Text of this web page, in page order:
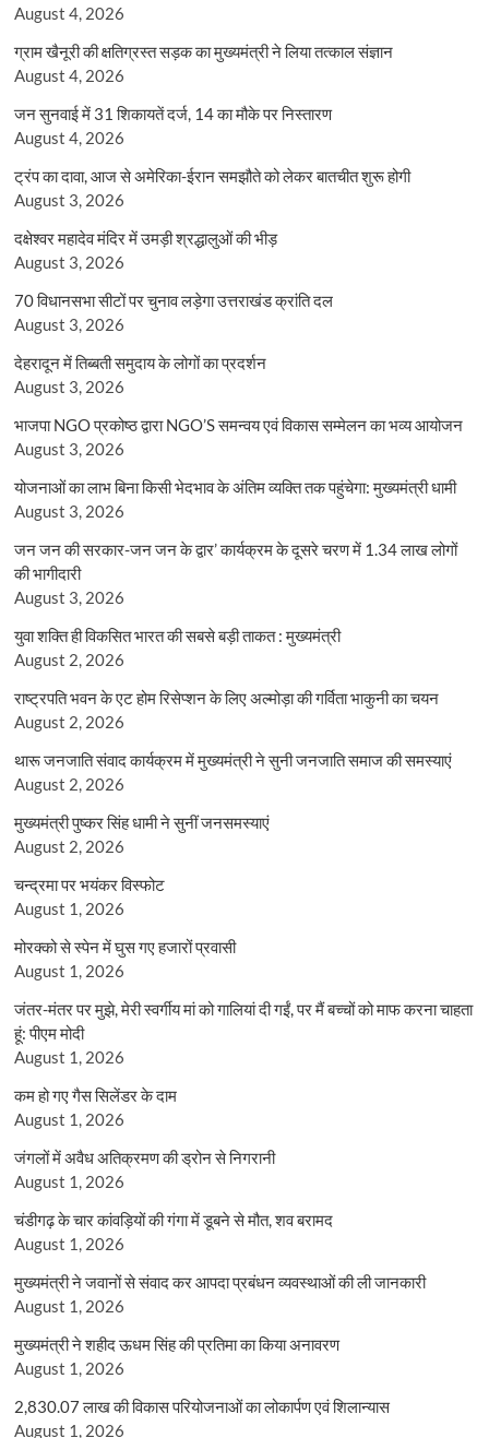
August 4, 2026
ग्राम खैनूरी की क्षतिग्रस्त सड़क का मुख्यमंत्री ने लिया तत्काल संज्ञान
August 4, 2026
जन सुनवाई में 31 शिकायतें दर्ज, 14 का मौके पर निस्तारण
August 4, 2026
ट्रंप का दावा, आज से अमेरिका-ईरान समझौते को लेकर बातचीत शुरू होगी
August 3, 2026
दक्षेश्वर महादेव मंदिर में उमड़ी श्रद्धालुओं की भीड़
August 3, 2026
70 विधानसभा सीटों पर चुनाव लड़ेगा उत्तराखंड क्रांति दल
August 3, 2026
देहरादून में तिब्बती समुदाय के लोगों का प्रदर्शन
August 3, 2026
भाजपा NGO प्रकोष्ठ द्वारा NGO’S समन्वय एवं विकास सम्मेलन का भव्य आयोजन
August 3, 2026
योजनाओं का लाभ बिना किसी भेदभाव के अंतिम व्यक्ति तक पहुंचेगा: मुख्यमंत्री धामी
August 3, 2026
जन जन की सरकार-जन जन के द्वार’ कार्यक्रम के दूसरे चरण में 1.34 लाख लोगों
की भागीदारी
August 3, 2026
युवा शक्ति ही विकसित भारत की सबसे बड़ी ताकत : मुख्यमंत्री
August 2, 2026
राष्ट्रपति भवन के एट होम रिसेप्शन के लिए अल्मोड़ा की गर्विता भाकुनी का चयन
August 2, 2026
थारू जनजाति संवाद कार्यक्रम में मुख्यमंत्री ने सुनी जनजाति समाज की समस्याएं
August 2, 2026
मुख्यमंत्री पुष्कर सिंह धामी ने सुनीं जनसमस्याएं
August 2, 2026
चन्द्रमा पर भयंकर विस्फोट
August 1, 2026
मोरक्को से स्पेन में घुस गए हजारों प्रवासी
August 1, 2026
जंतर-मंतर पर मुझे, मेरी स्वर्गीय मां को गालियां दी गईं, पर मैं बच्चों को माफ करना चाहता
हूं: पीएम मोदी
August 1, 2026
कम हो गए गैस सिलेंडर के दाम
August 1, 2026
जंगलों में अवैध अतिक्रमण की ड्रोन से निगरानी
August 1, 2026
चंडीगढ़ के चार कांवड़ियों की गंगा में डूबने से मौत, शव बरामद
August 1, 2026
मुख्यमंत्री ने जवानों से संवाद कर आपदा प्रबंधन व्यवस्थाओं की ली जानकारी
August 1, 2026
मुख्यमंत्री ने शहीद ऊधम सिंह की प्रतिमा का किया अनावरण
August 1, 2026
2,830.07 लाख की विकास परियोजनाओं का लोकार्पण एवं शिलान्यास
August 1, 2026